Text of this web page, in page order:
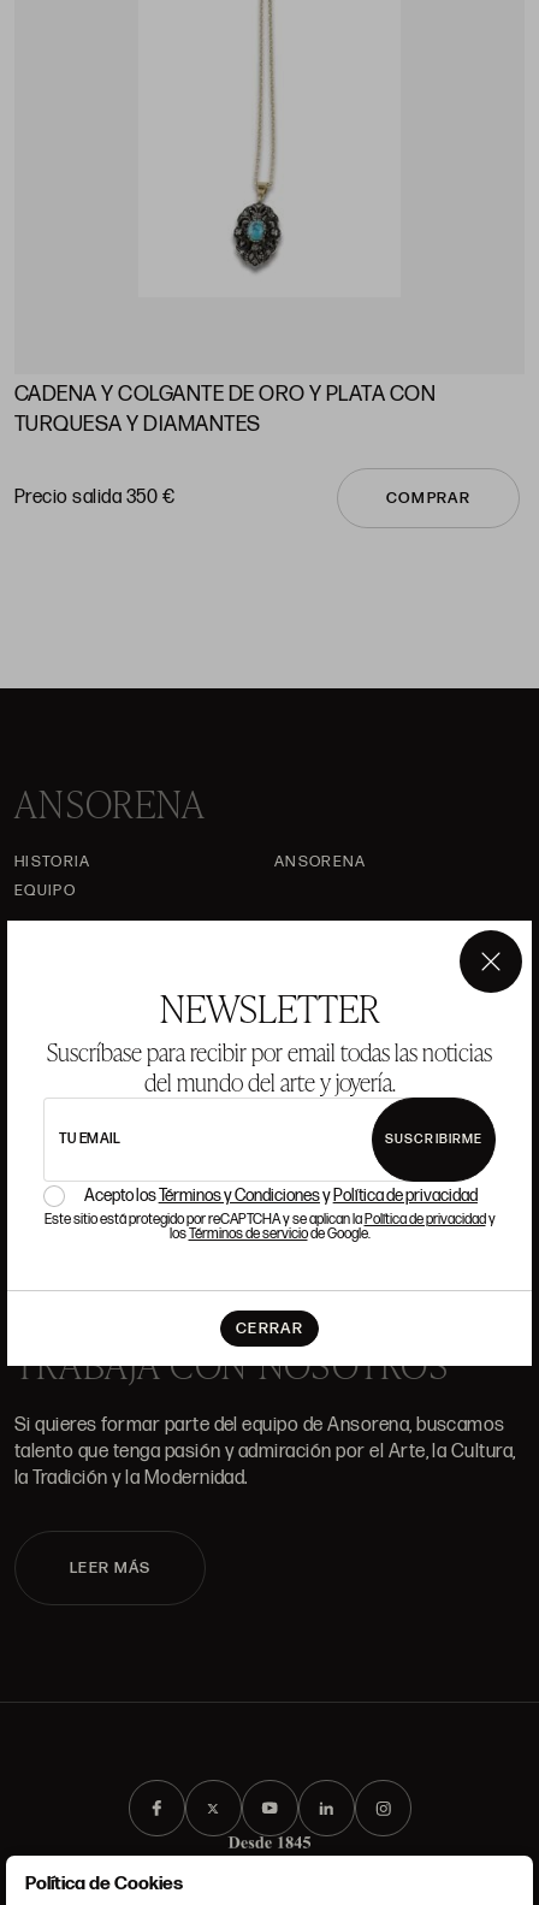
NEWSLETTER
Suscríbase para recibir por email todas las noticias
del mundo del arte y joyería.
TU EMAIL SUSCRIBIRME
Acepto losTérminos y Condicionesy Política de privacidad
Este sitio está protegido por reCAPTCHA y se aplican laPolítica de privacidady
losTérminos de serviciode Google.
CERRAR
×
CADENA Y COLGANTE DE ORO Y PLATA CON
TURQUESA Y DIAMANTES
Precio salida 350 € COMPRAR
ANSORENA
HISTORIA
ANSORENA
EQUIPO
CONTACTO
DÓNDE ESTAMOS
(+34) 915 328 515
TRABAJA CON NOSOTROS
Si quieres formar parte del equipo de Ansorena, buscamos
talento que tenga pasión y admiración por el Arte, la Cultura,
la Tradición y la Modernidad.
LEER MÁS
Política de Cookies